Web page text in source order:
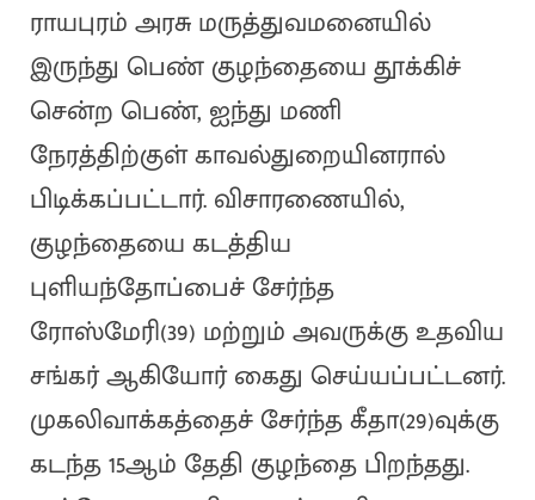
ராயபுரம் அரசு மருத்துவமனையில்
இருந்து பெண் குழந்தையை தூக்கிச்
சென்ற பெண், ஐந்து மணி
நேரத்திற்குள் காவல்துறையினரால்
பிடிக்கப்பட்டார். விசாரணையில்,
குழந்தையை கடத்திய
புளியந்தோப்பைச் சேர்ந்த
ரோஸ்மேரி(39) மற்றும் அவருக்கு உதவிய
சங்கர் ஆகியோர் கைது செய்யப்பட்டனர்.
முகலிவாக்கத்தைச் சேர்ந்த கீதா(29)வுக்கு
கடந்த 15ஆம் தேதி குழந்தை பிறந்தது.